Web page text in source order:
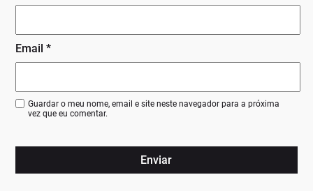
Email*
Guardar o meu nome, email e site neste navegador para a próxima
vez que eu comentar.